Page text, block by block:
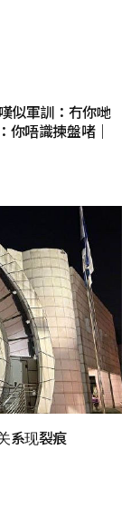
似軍訓：冇你哋
你唔識揀盤啫｜
系现裂痕